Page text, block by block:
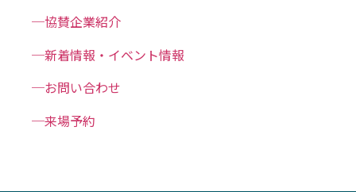
─協賛企業紹介
─新着情報・イベント情報
─お問い合わせ
─来場予約